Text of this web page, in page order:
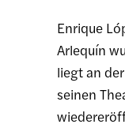
Enrique
Arlequín
liegt an
seinen